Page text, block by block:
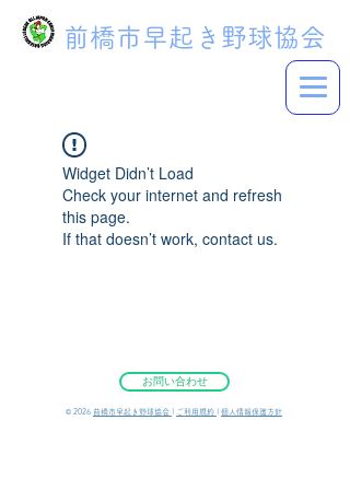
前橋市早起き野球協会
Widget Didn’t Load
Check your internet and refresh
this page.
If that doesn’t work, contact us.
お問い合わせ
©︎ 2026 前橋市早起き野球協会 ご利用規約 個人情報保護方針